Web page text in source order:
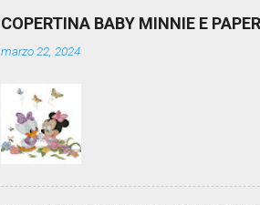
COPERTINA BABY MINNIE E
marzo 22, 2024